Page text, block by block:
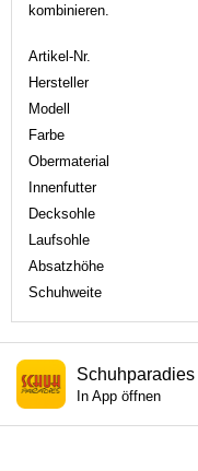
kombinieren.
Artikel-Nr.
Hersteller
Modell
Farbe
Obermaterial
Innenfutter
Decksohle
Laufsohle
Absatzhöhe
Schuhweite
Schuhparadies
In App öffnen